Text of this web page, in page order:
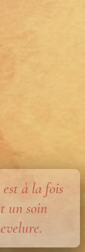
à la fois
un soin